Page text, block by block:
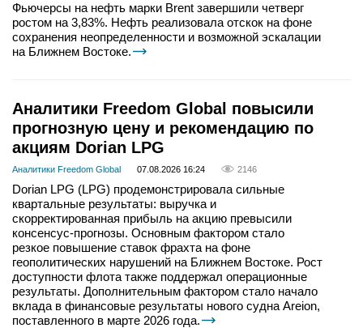
Фьючерсы на нефть марки Brent завершили четверг
ростом на 3,83%. Нефть реализовала отскок на фоне
сохранения неопределенности и возможной эскалации
на Ближнем Востоке.
Аналитики Freedom Global повысили
прогнозную цену и рекомендацию по
акциям Dorian LPG
Аналитики Freedom Global 07.08.2026 16:24 2146
Dorian LPG (LPG) продемонстрировала сильные
квартальные результаты: выручка и
скорректированная прибыль на акцию превысили
консенсус-прогнозы. Основным фактором стало
резкое повышение ставок фрахта на фоне
геополитических нарушений на Ближнем Востоке. Рост
доступности флота также поддержал операционные
результаты. Дополнительным фактором стало начало
вклада в финансовые результаты нового судна Areion,
поставленного в марте 2026 года.